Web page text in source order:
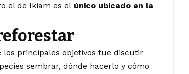
el de Ikiam es el único ubicado en la
los principales objetivos fue discutir
sembrar, dónde hacerlo y cómo